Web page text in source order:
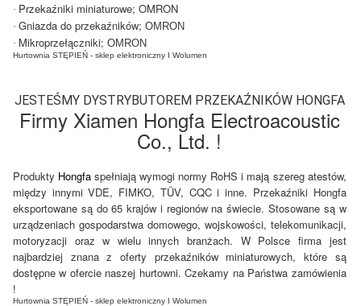
· Przekaźniki miniaturowe; OMRON
· Gniazda do przekaźników; OMRON
· Mikroprzełączniki; OMRON
Hurtownia STĘPIEŃ - sklep elektroniczny I Wolumen
JESTEŚMY DYSTRYBUTOREM PRZEKAŹNIKÓW HONGFA
Firmy Xiamen Hongfa Electroacoustic
Co., Ltd. !
Produkty Hongfa spełniają wymogi normy RoHS i mają szereg atestów,
między innymi VDE, FIMKO, TÜV, CQC i inne. Przekaźniki Hongfa
eksportowane są do 65 krajów i regionów na świecie. Stosowane są w
urządzeniach gospodarstwa domowego, wojskowości, telekomunikacji,
motoryzacji oraz w wielu innych branżach. W Polsce firma jest
najbardziej znana z oferty przekaźników miniaturowych, które są
dostępne w ofercie naszej hurtowni. Czekamy na Państwa zamówienia
!
Hurtownia STĘPIEŃ - sklep elektroniczny I Wolumen